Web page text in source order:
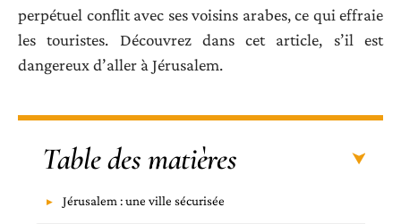
perpétuel conflit avec ses voisins arabes, ce qui effraie
les touristes. Découvrez dans cet article, s’il est
dangereux d’aller à Jérusalem.
Table des matières
Jérusalem : une ville sécurisée